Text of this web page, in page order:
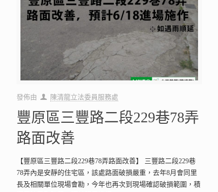
發佈由 陳清龍立法委員服務處
豐原區三豐路二段229巷78弄
路面改善
【豐原區三豐路二段229巷78弄路面改善】 三豐路二段229巷
78弄內是安靜的住宅區，該處路面破損嚴重，去年8月會同里
長及相關單位現場會勘，今年也再次到現場確認破損範圍，積